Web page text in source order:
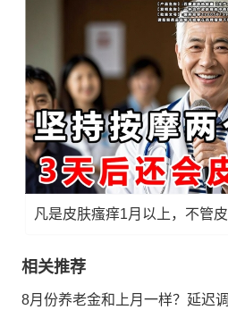
相关推荐
8月份养老金和上月一样？延迟